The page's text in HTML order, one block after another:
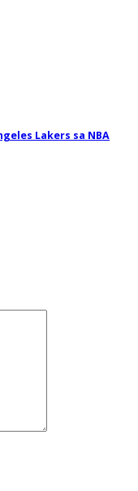
Lakers sa NBA